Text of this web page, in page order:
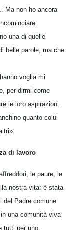
Ma non ho ancora
una di quelle
belle parole, ma che
voglia mi
per dirmi come
le loro aspirazioni.
quanto colui
di lavoro
le paure, le
nostra vita: è stata
Padre comune.
una comunità viva
tutti per uno.